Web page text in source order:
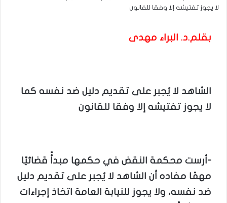
بقلم.د. البراء مهدى
الشاهد لا يُجبر على تقديم دليل ضد نفسه كما
لا يجوز تفتيشه إلا وفقا للقانون
-أرست محكمة النقض في حكمها مبدأً قضائيًا
مهمًا مفاده أن الشاهد لا يُجبر على تقديم دليل
ضد نفسه، ولا يجوز للنيابة العامة اتخاذ إجراءات